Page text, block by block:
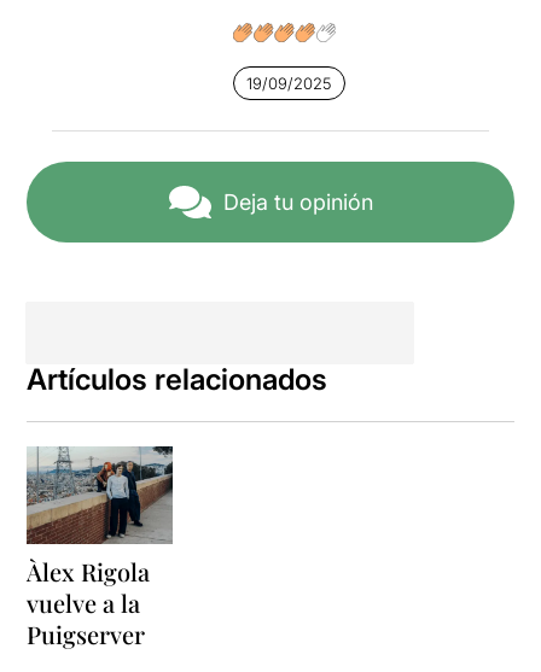
19/09/2025
Deja tu opinión
Artículos relacionados
Àlex Rigola
vuelve a la
Puigserver